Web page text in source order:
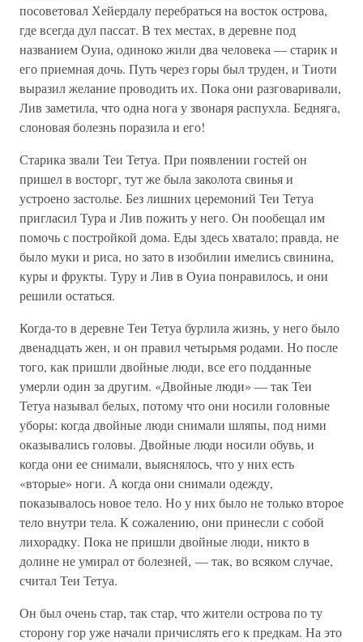
посоветовал Хейердалу перебраться на восток острова,
где всегда дул пассат. В тех местах, в деревне под
названием Оуиа, одиноко жили два человека — старик и
его приемная дочь. Путь через горы был труден, и Тиоти
выразил желание проводить их. Пока они разговаривали,
Лив заметила, что одна нога у звонаря распухла. Бедняга,
слоновая болезнь поразила и его!
Старика звали Теи Тетуа. При появлении гостей он
пришел в восторг, тут же была заколота свинья и
устроено застолье. Без лишних церемоний Теи Тетуа
пригласил Тура и Лив пожить у него. Он пообещал им
помочь с постройкой дома. Еды здесь хватало; правда, не
было муки и риса, но зато в изобилии имелись свинина,
куры и фрукты. Туру и Лив в Оуиа понравилось, и они
решили остаться.
Когда-то в деревне Теи Тетуа бурлила жизнь, у него было
двенадцать жен, и он правил четырьмя родами. Но после
того, как пришли двойные люди, все его подданные
умерли один за другим. «Двойные люди» — так Теи
Тетуа называл белых, потому что они носили головные
уборы: когда двойные люди снимали шляпы, под ними
оказывались головы. Двойные люди носили обувь, и
когда они ее снимали, выяснялось, что у них есть
«вторые» ноги. А когда они снимали одежду,
показывалось новое тело. Но у них было не только второе
тело внутри тела. К сожалению, они принесли с собой
лихорадку. Пока не пришли двойные люди, никто в
долине не умирал от болезней, — так, во всяком случае,
считал Теи Тетуа.
Он был очень стар, так стар, что жители острова по ту
сторону гор уже начали причислять его к предкам. На это